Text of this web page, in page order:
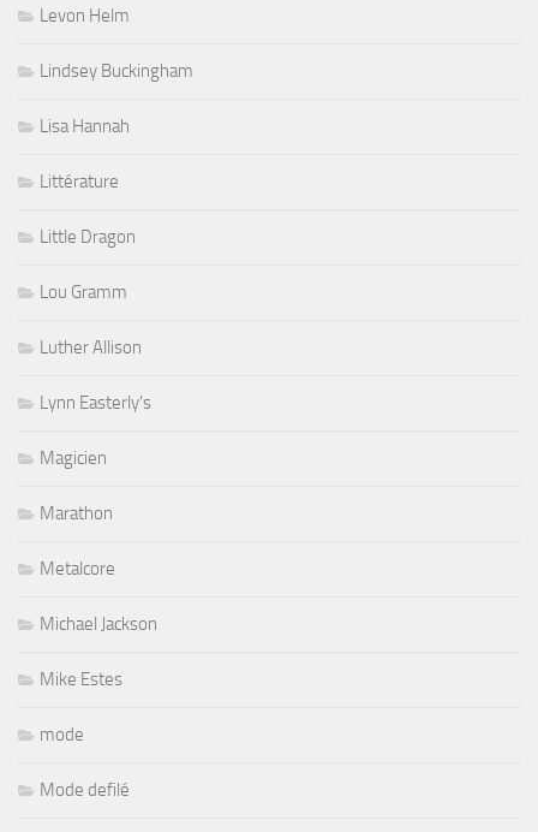
Levon Helm
Lindsey Buckingham
Lisa Hannah
Littérature
Little Dragon
Lou Gramm
Luther Allison
Lynn Easterly's
Magicien
Marathon
Metalcore
Michael Jackson
Mike Estes
mode
Mode defilé